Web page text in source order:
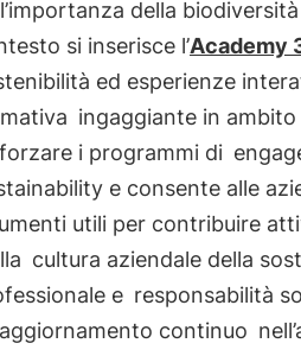
della
si inserisce l’Academy
ed esperienze
ingaggiante in ambito
i programmi di
e consente alle
utili per contribuire
cultura aziendale della
e responsabilità
aggiornamento continuo